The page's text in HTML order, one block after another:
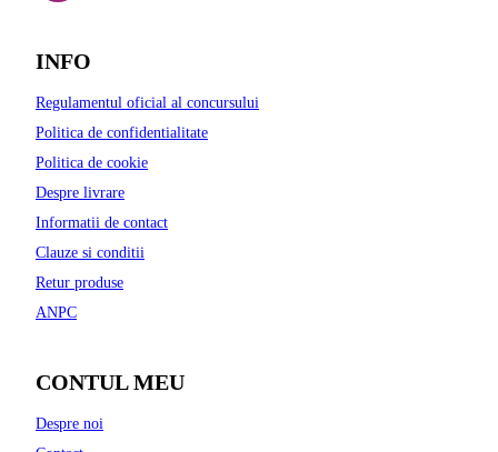
INFO
Regulamentul oficial al concursului
Politica de confidentialitate
Politica de cookie
Despre livrare
Informatii de contact
Clauze si conditii
Retur produse
ANPC
CONTUL MEU
Despre noi